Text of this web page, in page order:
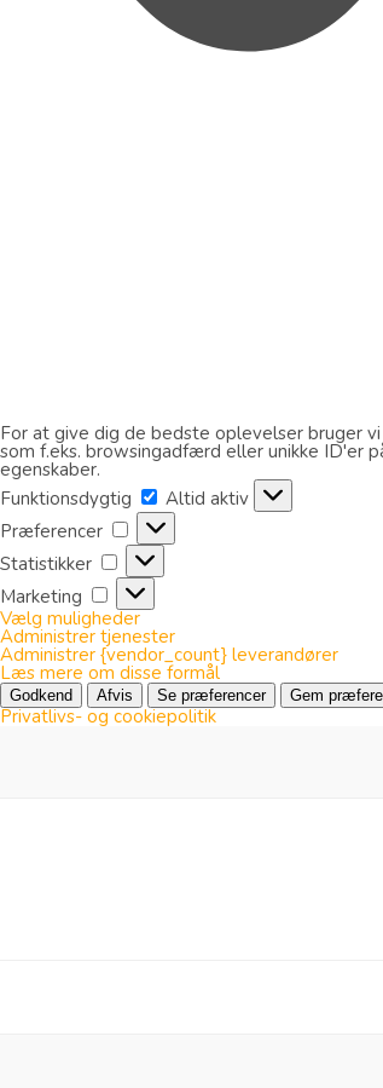
For at give dig de bedste oplevelser bruger
som f.eks. browsingadfærd eller unikke ID'er
egenskaber.
Funktionsdygtig
Funktionsdygtig
Altid aktiv
Præferencer
Præferencer
Statistikker
Statistikker
Marketing
Marketing
Vælg muligheder
Administrer tjenester
Administrer {vendor_count} leverandører
Læs mere om disse formål
Godkend Afvis Se præferencer Gem
Privatlivs- og cookiepolitik